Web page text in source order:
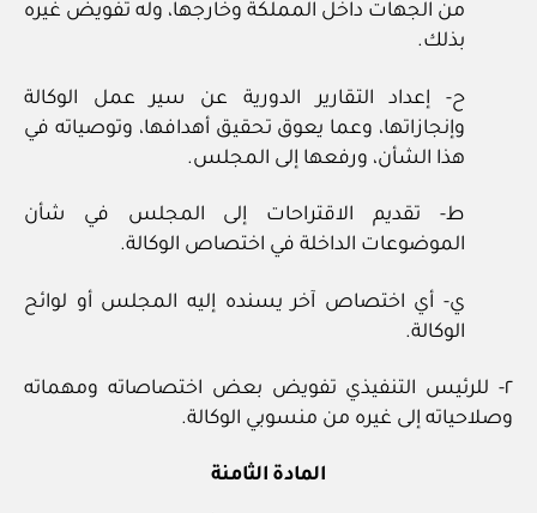
من الجهات داخل المملكة وخارجها، وله تفويض غيره
بذلك.
ح- إعداد التقارير الدورية عن سير عمل الوكالة
وإنجازاتها، وعما يعوق تحقيق أهدافها، وتوصياته في
هذا الشأن، ورفعها إلى المجلس.
ط- تقديم الاقتراحات إلى المجلس في شأن
الموضوعات الداخلة في اختصاص الوكالة.
ي- أي اختصاص آخر يسنده إليه المجلس أو لوائح
الوكالة.
٢- للرئيس التنفيذي تفويض بعض اختصاصاته ومهماته
وصلاحياته إلى غيره من منسوبي الوكالة.
المادة الثامنة